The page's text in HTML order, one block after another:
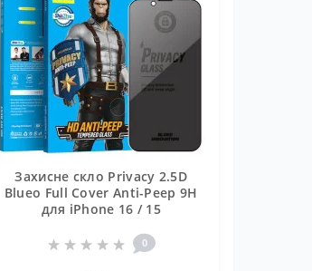
Захисне скло Privacy 2.5D
Blueo Full Cover Anti-Peep 9H
для iPhone 16 / 15
0